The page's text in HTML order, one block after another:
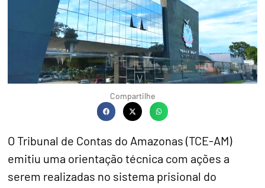
Compartilhe
O Tribunal de Contas do Amazonas (TCE-AM)
emitiu uma orientação técnica com ações a
serem realizadas no sistema prisional do